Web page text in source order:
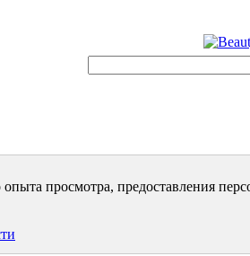
просмотра, предоставления